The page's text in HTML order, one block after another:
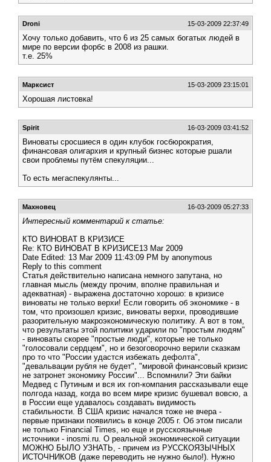
Droni 15-03-2009 22:37:49
Хочу только добавить, что 6 из 25 самых богатых людей в
мире по версии форбс в 2008 из рашки.
т.е. 25%
Марксист 15-03-2009 23:15:01
Хорошая листовка!
Spirit 16-03-2009 03:41:52
Виноваты сросшиеся в один клубок госбюрократия,
финансовая олигархия и крупный бизнес которые ршали
свои проблемы путём спекуляции...
То есть мегаспекулянты...
Махновец 16-03-2009 05:27:33
Интересный комментарий к статье:
КТО ВИНОВАТ В КРИЗИСЕ
Re: КТО ВИНОВАТ В КРИЗИСЕ13 Mar 2009
Date Edited: 13 Mar 2009 11:43:09 PM by anonymous
Reply to this comment
Статья действительно написана немного запутана, но
главная мысль (между прочим, вполне правильная и
адекватная) - выражена достаточно хорошо: в кризисе
виноваты не только верхи! Если говорить об экономике - в
том, что произошел кризис, виноваты верхи, проводившие
разорительную макроэкономическую политику. А вот в том,
что результаты этой политики ударили по "простым людям"
- виноваты скорее "простые люди", которые не только
"голосовали сердцем", но и безоговорочно верили сказкам
про то что "России удастся избежать дефолта",
"девальвации рубля не будет", "мировой финансовый кризис
не затронет экономику России"... Вспомнили? Эти байки
Медвед с Путиным и вся их гоп-компания рассказывали еще
полгода назад, когда во всем мире кризис бушевал вовсю, а
в России еще удавалось создавать видимость
стабильности. В США кризис начался тоже не вчера -
первые признаки появились в конце 2005 г. Об этом писали
не только Financial Times, но еще и русскоязычные
источники - inosmi.ru. О реальной экономической ситуации
МОЖНО БЫЛО УЗНАТЬ, - причем из РУССКОЯЗЫЧНЫХ
ИСТОЧНИКОВ (даже переводить не нужно было!). Нужно